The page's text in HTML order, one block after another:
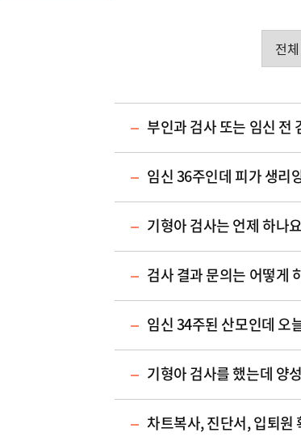
부인과 검사 또는 임신 전
임신 36주인데 피가 생리
기형아 검사는 언제 하나
검사 결과 문의는 어떻게
임신 34주된 산모인데 오
기형아 검사를 했는데 양
차트복사, 진단서, 입퇴원